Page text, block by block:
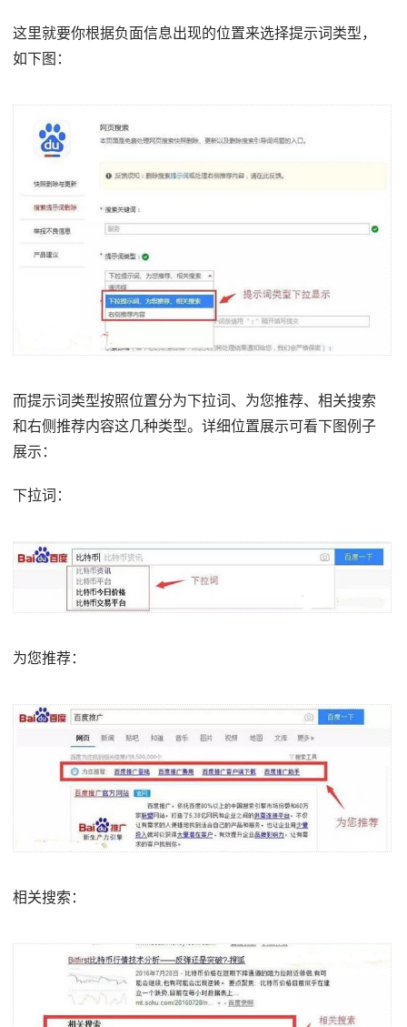
这里就要你根据负面信息出现的位置来选择提示词类型，
如下图：
而提示词类型按照位置分为下拉词、为您推荐、相关搜索
和右侧推荐内容这几种类型。详细位置展示可看下图例子
展示：
下拉词：
为您推荐：
相关搜索：